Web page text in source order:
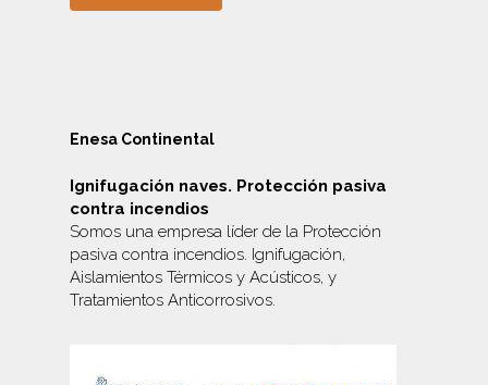
Enesa Continental
Ignifugación naves. Protección pasiva
contra incendios
Somos una empresa líder de la Protección
pasiva contra incendios. Ignifugación,
Aislamientos Térmicos y Acústicos, y
Tratamientos Anticorrosivos.